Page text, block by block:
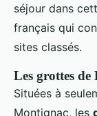
séjour dans
français qui
sites classés.
Les grottes
Situées à
Montignac, les